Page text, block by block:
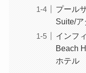
プール
Suite/ア
インフ
Beach
ホテル